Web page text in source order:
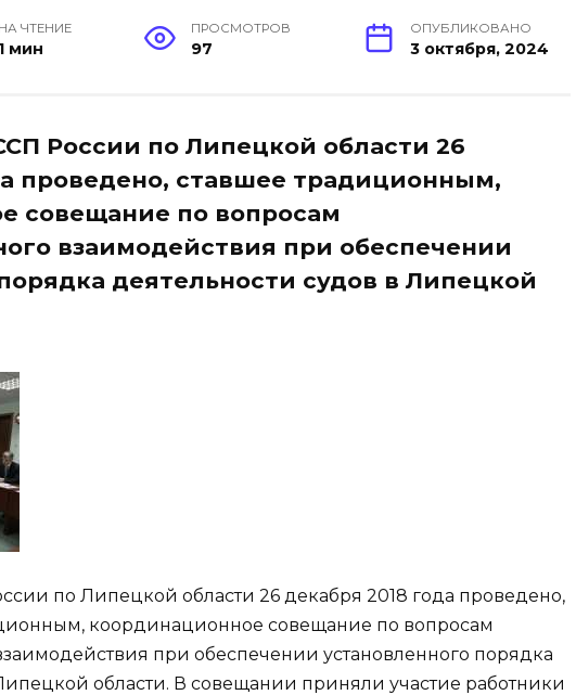
НА ЧТЕНИЕ
1 мин
ПРОСМОТРОВ
97
ОПУБЛИКОВАНО
3 октября, 2024
России по Липецкой области 26
проведено, ставшее традиционным,
совещание по вопросам
взаимодействия при обеспечении
деятельности судов в Липецкой
по Липецкой области 26 декабря 2018 года проведено,
координационное совещание по вопросам
при обеспечении установленного порядка
области. В совещании приняли участие работники